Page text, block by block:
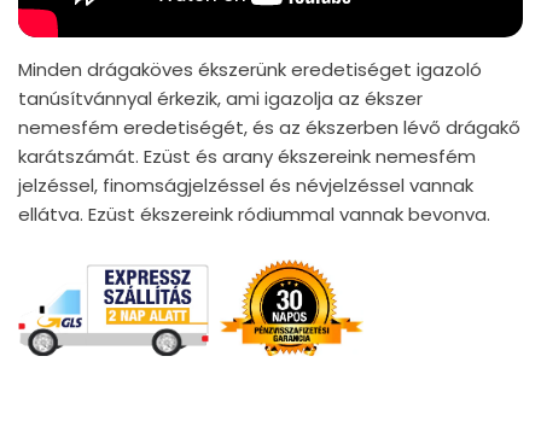
Minden drágaköves ékszerünk eredetiséget igazoló
tanúsítvánnyal érkezik, ami igazolja az ékszer
nemesfém eredetiségét, és az ékszerben lévő drágakő
karátszámát. Ezüst és arany ékszereink nemesfém
jelzéssel, finomságjelzéssel és névjelzéssel vannak
ellátva. Ezüst ékszereink ródiummal vannak bevonva.